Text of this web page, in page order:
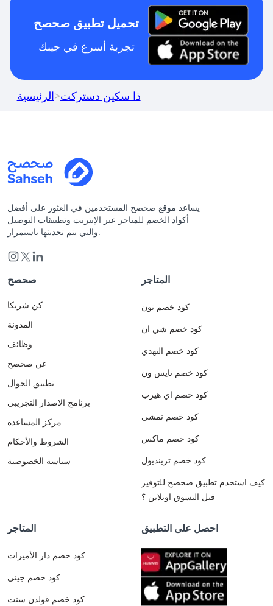
تحميل تطبيق صحصح
تجربة أسرع في جيبك
الرئيسية>ذا سكين دستركت
يساعد موقع صحصح المستخدمين في العثور على أفضل
أكواد الخصم للمتاجر عبر الإنترنت وتطبيقات التوصيل
والتي يتم تحديثها باستمرار.
صحصح
كن شريكا
المدونة
وظائف
عن صحصح
تطبيق الجوال
برنامج الاصدار التجريبي
مركز المساعدة
الشروط والأحكام
سياسة الخصوصية
المتاجر
كود خصم نون
كود خصم شي ان
كود خصم النهدي
كود خصم نايس ون
كود خصم اي هيرب
كود خصم نمشي
كود خصم ماكس
كود خصم ترينديول
كيف استخدم تطبيق صحصح للتوفير
قبل التسوق اونلاين ؟
المتاجر
كود خصم دار الأميرات
كود خصم جيني
كود خصم قولدن سنت
احصل على التطبيق